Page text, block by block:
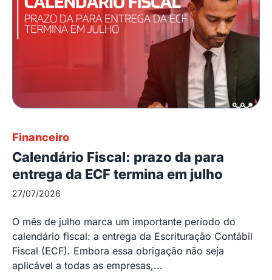
Financeiro
Calendário Fiscal: prazo da para
entrega da ECF termina em julho
27/07/2026
O mês de julho marca um importante período do
calendário fiscal: a entrega da Escrituração Contábil
Fiscal (ECF). Embora essa obrigação não seja
aplicável a todas as empresas,...